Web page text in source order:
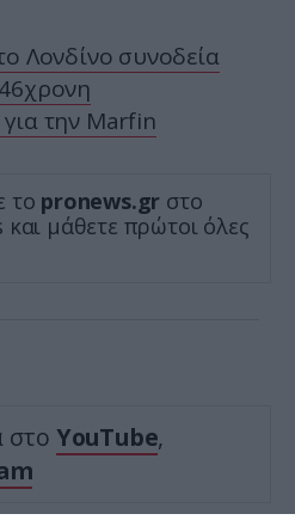
Λονδίνο συνοδεία
την Marfin
το pronews.gr στο
μάθετε πρώτοι όλες
στο YouTube,